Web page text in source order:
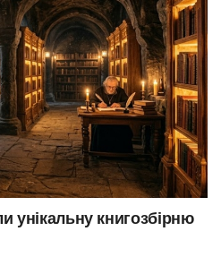
унікальну книгозбірню